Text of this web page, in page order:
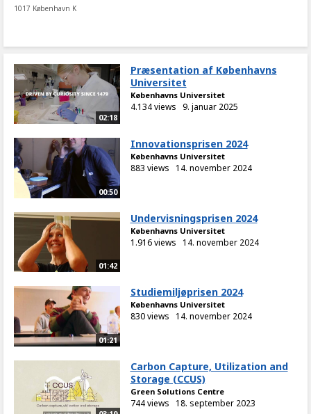
1017 København K
02:18
Præsentation af Københavns
Universitet
Københavns Universitet
4.134 views 9. januar 2025
00:50
Innovationsprisen 2024
Københavns Universitet
883 views 14. november 2024
01:42
Undervisningsprisen 2024
Københavns Universitet
1.916 views 14. november 2024
01:21
Studiemiljøprisen 2024
Københavns Universitet
830 views 14. november 2024
Carbon Capture, Utilization and
Storage (CCUS)
Green Solutions Centre
744 views 18. september 2023